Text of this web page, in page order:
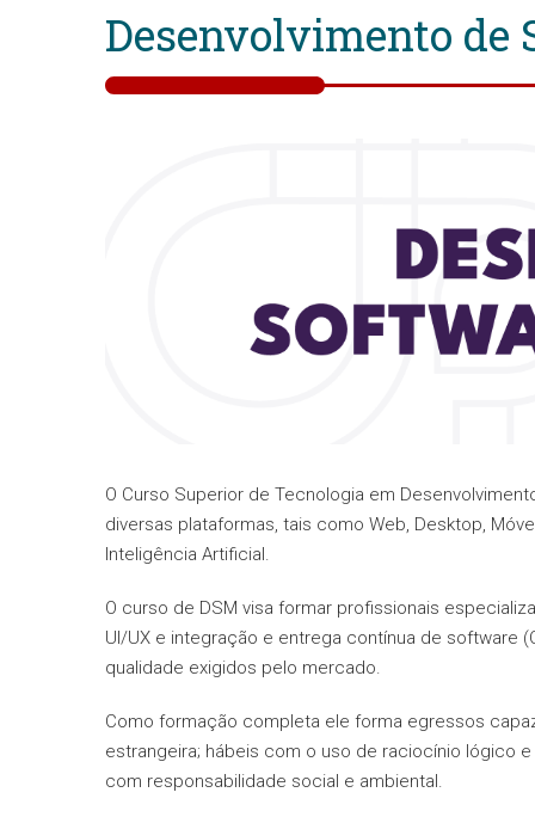
Desenvolvimento
O Curso Superior de Tecnologia em
diversas plataformas, tais como Web, Desktop,
Inteligência Artificial.
O curso de DSM visa formar profissionais
UI/UX e integração e entrega contínua de software
qualidade exigidos pelo mercado.
Como formação completa ele forma egressos
estrangeira; hábeis com o uso de raciocínio lógico
com responsabilidade social e ambiental.